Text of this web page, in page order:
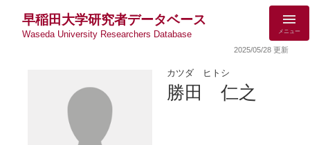
早稲田大学研究者データベース
Waseda University Researchers Database メニュー
2025/05/28 更新
カツダ ヒトシ
勝田 仁之